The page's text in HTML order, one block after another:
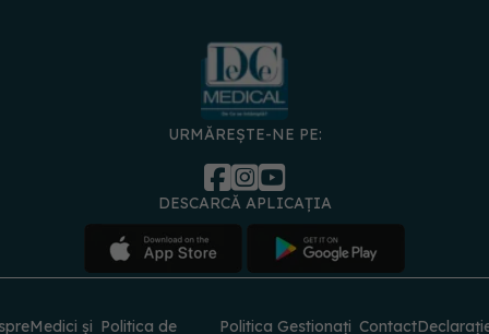
URMĂREȘTE-NE PE:
DESCARCĂ APLICAȚIA
Medici și Politica de Politica Gestionați Contact